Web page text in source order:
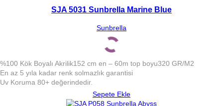
SJA 5031 Sunbrella Marine Blue
Sunbrella
%100 Kök Boyalı Akrilik152 cm en – 60m top boyu320 GR/M2
En az 5 yıla kadar renk solmazlık garantisi
Uv Koruma 80+ değerindedir.
Sepete Ekle